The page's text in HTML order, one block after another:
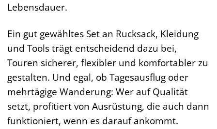
Lebensdauer.
Ein gut gewähltes Set an Rucksack, Kleidung
und Tools trägt entscheidend dazu bei,
Touren sicherer, flexibler und komfortabler zu
gestalten. Und egal, ob Tagesausflug oder
mehrtägige Wanderung: Wer auf Qualität
setzt, profitiert von Ausrüstung, die auch dann
funktioniert, wenn es darauf ankommt.